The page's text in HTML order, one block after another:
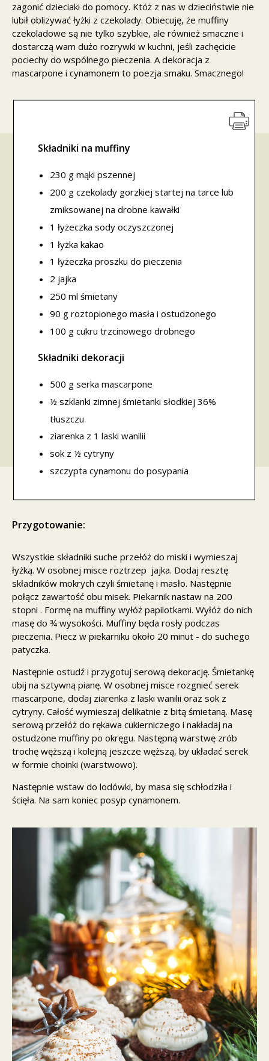
zagonić dzieciaki do pomocy. Któż z nas w dzieciństwie nie
lubił oblizywać łyżki z czekolady. Obiecuję, że muffiny
czekoladowe są nie tylko szybkie, ale również smaczne i
dostarczą wam dużo rozrywki w kuchni, jeśli zachęcicie
pociechy do wspólnego pieczenia. A dekoracja z
mascarpone i cynamonem to poezja smaku. Smacznego!
Składniki na muffiny
230 g mąki pszennej
200 g czekolady gorzkiej startej na tarce lub
zmiksowanej na drobne kawałki
1 łyżeczka sody oczyszczonej
1 łyżka kakao
1 łyżeczka proszku do pieczenia
2 jajka
250 ml śmietany
90 g roztopionego masła i ostudzonego
100 g cukru trzcinowego drobnego
Składniki dekoracji
500 g serka mascarpone
½ szklanki zimnej śmietanki słodkiej 36%
tłuszczu
ziarenka z 1 laski wanilii
sok z ½ cytryny
szczypta cynamonu do posypania
Przygotowanie:
Wszystkie składniki suche przełóż do miski i wymieszaj
łyżką. W osobnej misce roztrzep jajka. Dodaj resztę
składników mokrych czyli śmietanę i masło. Następnie
połącz zawartość obu misek. Piekarnik nastaw na 200
stopni . Formę na muffiny wyłóż papilotkami. Wyłóż do nich
masę do ¾ wysokości. Muffiny będa rosły podczas
pieczenia. Piecz w piekarniku około 20 minut - do suchego
patyczka.
Następnie ostudź i przygotuj serową dekorację. Śmietankę
ubij na sztywną pianę. W osobnej misce rozgnieć serek
mascarpone, dodaj ziarenka z laski wanilii oraz sok z
cytryny. Całość wymieszaj delikatnie z bitą śmietaną. Masę
serową przełóż do rękawa cukierniczego i nakładaj na
ostudzone muffiny po okręgu. Następną warstwę zrób
trochę węższą i kolejną jeszcze węższą, by układać serek
w formie choinki (warstwowo).
Następnie wstaw do lodówki, by masa się schłodziła i
ścięła. Na sam koniec posyp cynamonem.